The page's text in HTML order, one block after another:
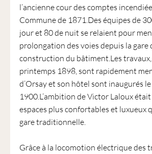
l’ancienne cour des comptes
Commune de 1871.Des équipes de
jour et 80 de nuit se relaient pour
prolongation des voies depuis la gare
construction du bâtiment.Les travaux,
printemps 1898, sont rapidement
d’Orsay et son hôtel sont inaugurés
1900.L’ambition de Victor Laloux était
espaces plus confortables et luxueux
gare traditionnelle.
Grâce à la locomotion électrique des